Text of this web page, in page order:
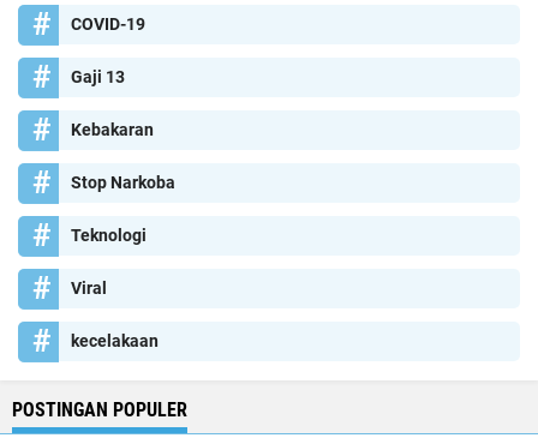
COVID-19
Gaji 13
Kebakaran
Stop Narkoba
Teknologi
Viral
kecelakaan
POSTINGAN POPULER